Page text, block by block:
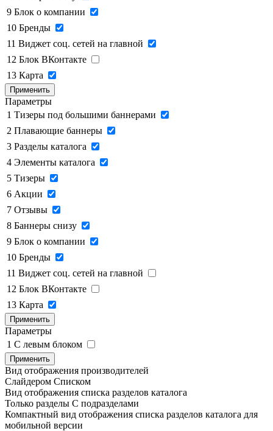
9 Блок о компании
10 Бренды
11 Виджет соц. сетей на главной
12 Блок ВКонтакте
13 Карта
Применить
Параметры
1 Тизеры под большими баннерами
2 Плавающие баннеры
3 Разделы каталога
4 Элементы каталога
5 Тизеры
6 Акции
7 Отзывы
8 Баннеры снизу
9 Блок о компании
10 Бренды
11 Виджет соц. сетей на главной
12 Блок ВКонтакте
13 Карта
Применить
Параметры
1 C левым блоком
Применить
Вид отображения производителей
Слайдером Списком
Вид отображения списка разделов каталога
Только разделы С подразделами
Компактный вид отображения списка разделов каталога для
мобильной версии